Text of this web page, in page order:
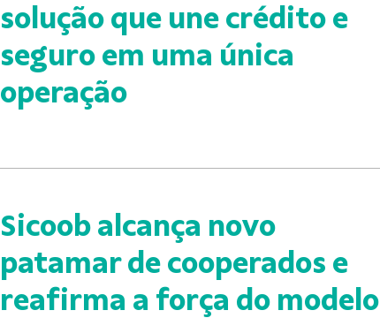
solução que une crédito e
seguro em uma única
operação
Sicoob alcança novo
patamar de cooperados e
reafirma a força do modelo